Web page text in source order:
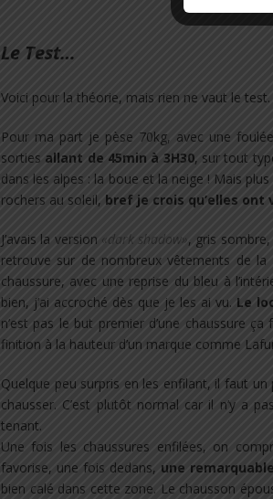
Le Test…
Voici pour la théorie, mais rien ne vaut le test.
Pour ma part je pèse 70kg, avec une
sorties allant de 45min à 3H30, sur tout
dans les alpes : la boue et la neige ! Mais
rochers au soleil, bref je crois qu’elles ont
J’avais la version «dark shadow», gris
retrouve sur de nombreux vêtements de
chaussure, avec une reprise du bleu à
bien, j’ai accroché dès que je les ai vu. Le
n’est pas le but premier d’une chaussure
finition à la hauteur d’un marque comme
Quelque peu surpris en les enfilant, il faut
chausser. C’est plutôt normal car il n’y a
tenant.
Une fois les chaussures enfilées, on
favorise, une fois dedans, une
bien calé dans cette zone. Le chausson